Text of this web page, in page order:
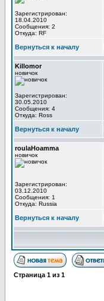
Зарегистрирован:
18.04.2010
Сообщения: 2
Откуда: RF
Вернуться к началу
Killomor
новичок
Зарегистрирован:
30.05.2010
Сообщения: 4
Откуда: Ross
Вернуться к началу
roulaHoamma
новичок
Зарегистрирован:
03.12.2010
Сообщения: 1
Откуда: Russia
Вернуться к началу
Страница 1 из 1